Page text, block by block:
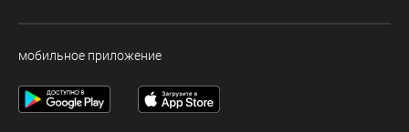
мобильное приложение